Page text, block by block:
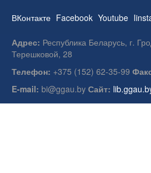
ВКонтакте Facebook Youtube
Адрес: Республика Беларусь, г.
Терешковой, 28
Телефон: +375 (152) 62-35-99
E-mail: bi@ggau.by Сайт: